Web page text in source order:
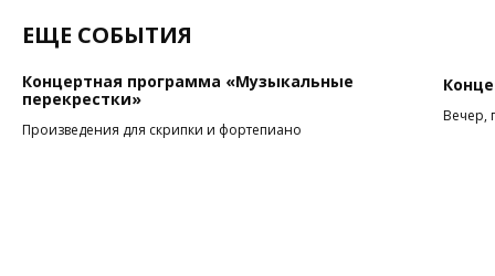
ЕЩЕ СОБЫТИЯ
Концертная программа «Музыкальные
перекрестки»
Произведения для скрипки и фортепиано
Вечер,